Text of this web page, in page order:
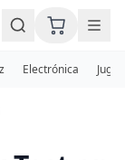
Electrónica